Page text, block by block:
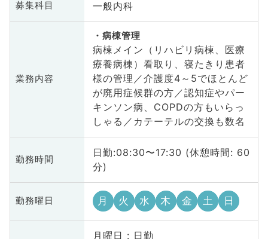
募集科目 一般内科
業務内容
病棟管理
病棟メイン（リハビリ病棟、医療
療養病棟）看取り、寝たきり患者
様の管理／介護度4～5でほとんど
が廃用症候群の方／認知症やパー
キンソン病、COPDの方もいらっ
しゃる／カテーテルの交換も数名
勤務時間
日勤:08:30〜17:30 (休憩時間: 60
分)
勤務曜日 月 火 水 木 金 土 日
月曜日 : 日勤